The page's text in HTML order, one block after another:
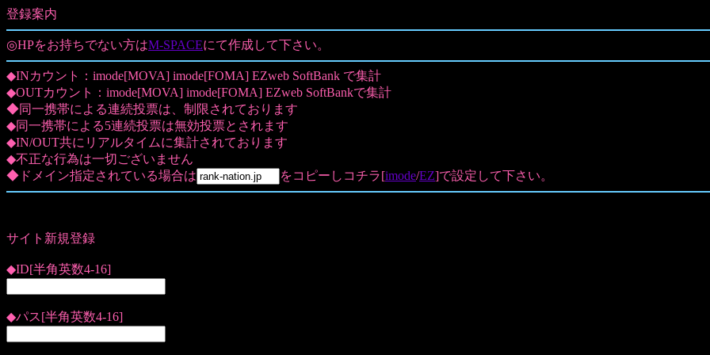
登録案内
◎HPをお持ちでない方はM-SPACEにて作成して下さい。
◆INカウント：imode[MOVA] imode[FOMA] EZweb SoftBank で集計
◆OUTカウント：imode[MOVA] imode[FOMA] EZweb SoftBankで集計
◆同一携帯による連続投票は、制限されております
◆同一携帯による5連続投票は無効投票とされます
◆IN/OUT共にリアルタイムに集計されております
◆不正な行為は一切ございません
◆ドメイン指定されている場合は
をコピーしコチラ[imode/EZ]で設定して下さい。
サイト新規登録
◆ID[半角英数4-16]
◆パス[半角英数4-16]